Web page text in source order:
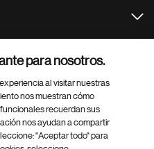
para nosotros.
al visitar nuestras
nos muestran cómo
recuerdan sus
nos ayudan a compartir
"Aceptar todo" para